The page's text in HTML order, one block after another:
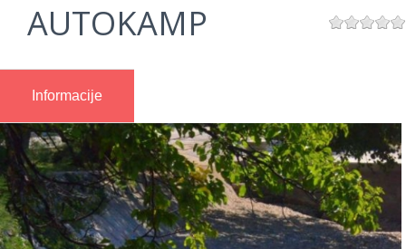
AUTOKAMP
Informacije